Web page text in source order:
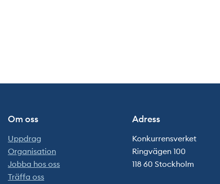
Om oss
Uppdrag
Organisation
Jobba hos oss
Träffa oss
Adress
Konkurrensverket
Ringvägen 100
118 60 Stockholm